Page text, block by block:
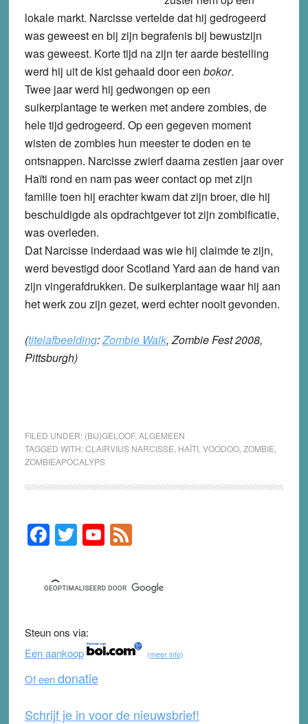
lokale markt. Narcisse vertelde dat hij gedrogeerd
was geweest en bij zijn begrafenis bij bewustzijn
was geweest. Korte tijd na zijn ter aarde bestelling
werd hij uit de kist gehaald door een bokor.
Twee jaar werd hij gedwongen op een
suikerplantage te werken met andere zombies, de
hele tijd gedrogeerd. Op een gegeven moment
wisten de zombies hun meester te doden en te
ontsnappen. Narcisse zwierf daarna zestien jaar over
Haïti rond en nam pas weer contact op met zijn
familie toen hij erachter kwam dat zijn broer, die hij
beschuldigde als opdrachtgever tot zijn zombificatie,
was overleden.
Dat Narcisse inderdaad was wie hij claimde te zijn,
werd bevestigd door Scotland Yard aan de hand van
zijn vingerafdrukken. De suikerplantage waar hij aan
het werk zou zijn gezet, werd echter nooit gevonden.
(titelafbeelding:Zombie Walk, Zombie Fest 2008,
Pittsburgh)
FILED UNDER: (BIJ)GELOOF, ALGEMEEN
TAGGED WITH:CLAIRVIUS NARCISSE HAÏTI, VOODOO, ZOMBIE
ZOMBIEAPOCALYPS
Primary
Sidebar
F
a
c
e
b
o
o
k
T
wi
tt
er
Y
o
u
T
b
e
F
e
d
Steun ons via:
Een aankoop
(meer info)
Of eendonatie
Schrijf je in voor de nieuwsbrief!